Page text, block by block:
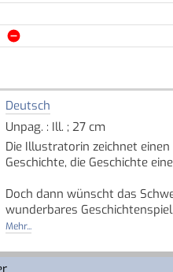
Deutsch
Unpag. : Ill. ; 27 cm
Die Illustratorin zeichnet
Geschichte, die Geschichte
Doch dann wünscht das
wunderbares
und wer gern noch mehr
[Quelle: Buchhaus.ch, bearbeitet mit
Mehr...